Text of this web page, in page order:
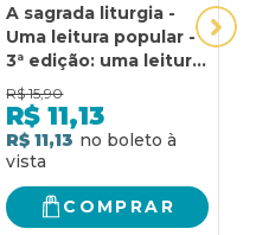
A sagrada liturgia -
Uma leitura popular -
3ª edição: uma leitura
popular
R$ 15,90
R$ 11,13
R$ 11,13
COMPRAR